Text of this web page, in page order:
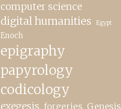
computer science
digital humanities Egypt
Enoch
epigraphy
papyrology
codicology
exegesis forgeries Genesis